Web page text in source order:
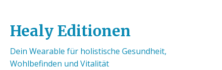
Healy Editionen
Dein Wearable für holistische Gesundheit,
Wohlbefinden und Vitalität